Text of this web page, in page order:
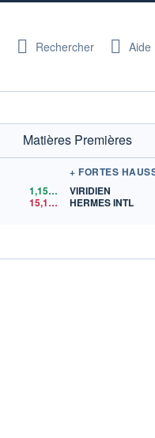
Rechercher Aide
Matières Premières
1,1522
$US
15,15$US
+ FORTES
VIRIDIEN
HERMES INTL